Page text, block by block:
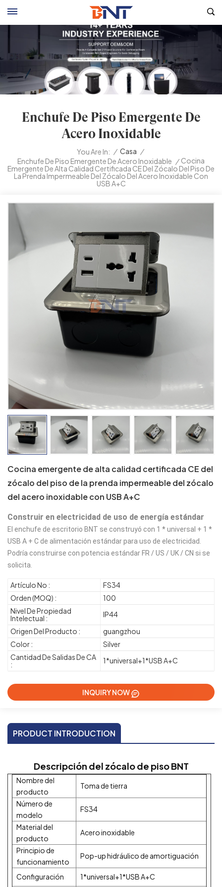
Enchufe De Piso Emergente De
Acero Inoxidable
You Are In: / Casa /
Enchufe De Piso Emergente De Acero Inoxidable / Cocina
Emergente De Alta Calidad Certificada CE Del Zócalo Del Piso De
La Prenda Impermeable Del Zócalo Del Acero Inoxidable Con
USB A+C
Cocina emergente de alta calidad certificada CE del
zócalo del piso de la prenda impermeable del zócalo
del acero inoxidable con USB A+C
Construir en electricidad de uso de energía estándar
El enchufe de escritorio BNT se construyó con 1 * universal + 1 *
USB A + C de alimentación estándar para uso de electricidad.
Podría construirse con potencia estándar FR / US / UK / CN si se
solicita.
Artículo No :
FS34
Orden (MOQ) :
100
Nivel De Propiedad
Intelectual :
IP44
Origen Del Producto :
guangzhou
Color :
Silver
Cantidad De Salidas De CA
:
1*universal+1*USB A+C
INQUIRY NOW
PRODUCT INTRODUCTION
Descripción del zócalo de piso BNT
Nombre del
producto
Toma de tierra
Número de
modelo
FS34
Material del
producto
Acero inoxidable
Principio de
funcionamiento
Pop-up hidráulico de amortiguación
Configuración
1*universal+1*USB A+C